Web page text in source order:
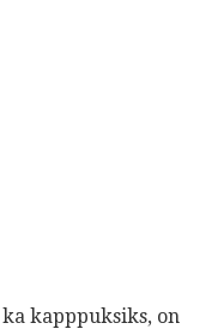
kapppuksiks, on